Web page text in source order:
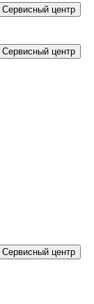
Сервисный центр
Сервисный центр
Сервисный центр